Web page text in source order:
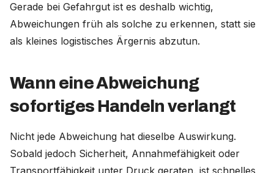
Gerade bei Gefahrgut ist es deshalb wichtig,
Abweichungen früh als solche zu erkennen, statt sie
als kleines logistisches Ärgernis abzutun.
Wann eine Abweichung
sofortiges Handeln verlangt
Nicht jede Abweichung hat dieselbe Auswirkung.
Sobald jedoch Sicherheit, Annahmefähigkeit oder
Transportfähigkeit unter Druck geraten, ist schnelles